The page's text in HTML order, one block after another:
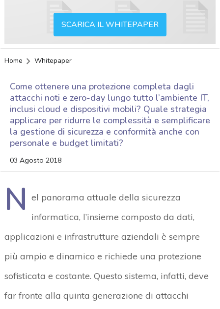
SCARICA IL WHITEPAPER
Home Whitepaper
Come ottenere una protezione completa dagli
attacchi noti e zero-day lungo tutto l’ambiente IT,
inclusi cloud e dispositivi mobili? Quale strategia
applicare per ridurre le complessità e semplificare
la gestione di sicurezza e conformità anche con
personale e budget limitati?
03 Agosto 2018
N el panorama attuale della sicurezza
informatica, l’insieme composto da dati,
applicazioni e infrastrutture aziendali è sempre
più ampio e dinamico e richiede una protezione
sofisticata e costante. Questo sistema, infatti, deve
far fronte alla quinta generazione di attacchi